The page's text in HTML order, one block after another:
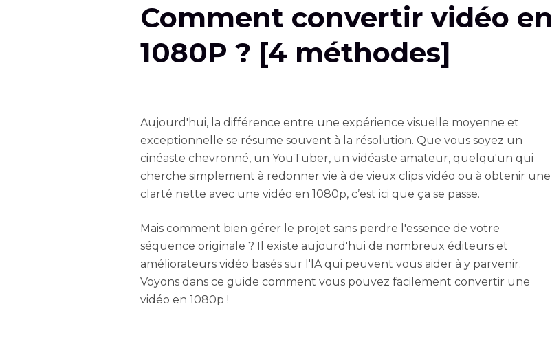
Comment convertir vidéo en
1080P ? [4 méthodes]
Aujourd'hui, la différence entre une expérience visuelle moyenne et
exceptionnelle se résume souvent à la résolution. Que vous soyez un
cinéaste chevronné, un YouTuber, un vidéaste amateur, quelqu'un qui
cherche simplement à redonner vie à de vieux clips vidéo ou à obtenir une
clarté nette avec une vidéo en 1080p, c’est ici que ça se passe.
Mais comment bien gérer le projet sans perdre l'essence de votre
séquence originale ? Il existe aujourd'hui de nombreux éditeurs et
améliorateurs vidéo basés sur l'IA qui peuvent vous aider à y parvenir.
Voyons dans ce guide comment vous pouvez facilement convertir une
vidéo en 1080p !